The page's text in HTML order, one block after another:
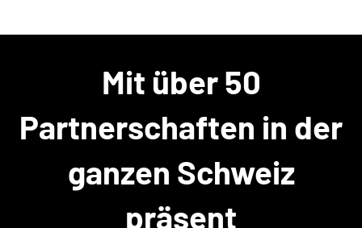
Mit über 50
Partnerschaften in der
ganzen Schweiz
präsent